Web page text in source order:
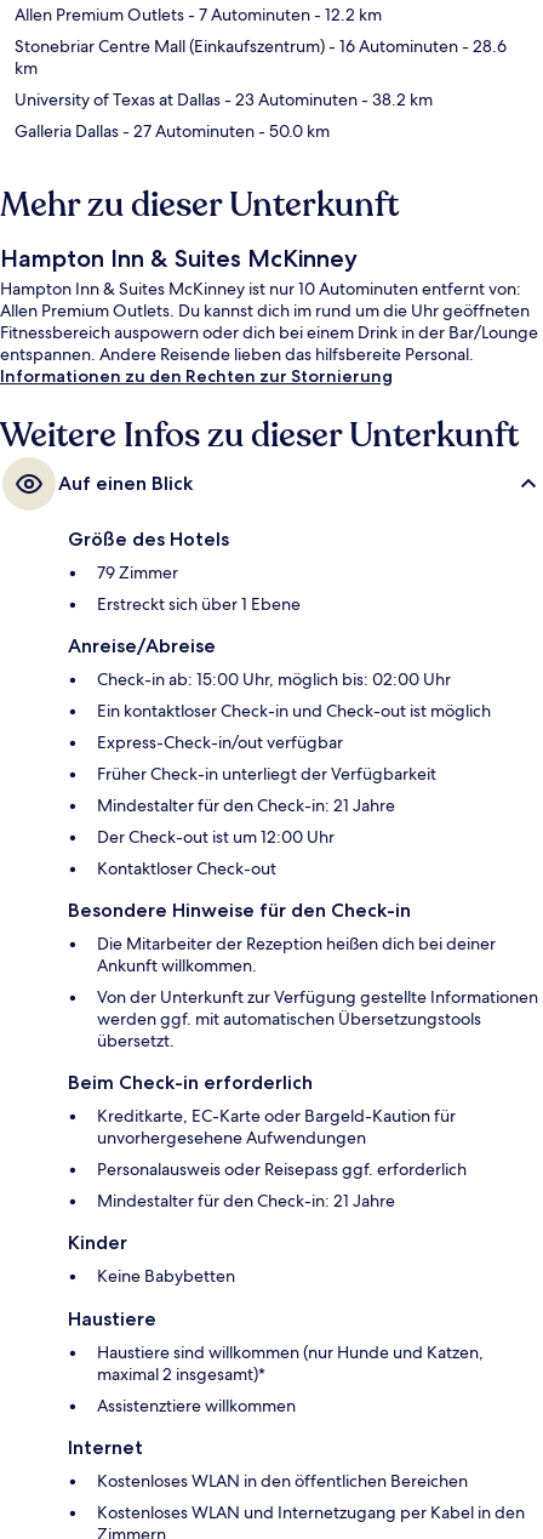
Allen Premium Outlets- 7 Autominuten- 12.2 km
Stonebriar Centre Mall (Einkaufszentrum)- 16 Autominuten- 28.6
km
University of Texas at Dallas- 23 Autominuten- 38.2 km
Galleria Dallas- 27 Autominuten- 50.0 km
Mehr zu dieser Unterkunft
Hampton Inn & Suites McKinney
Hampton Inn & Suites McKinney ist nur 10 Autominuten entfernt von:
Allen Premium Outlets. Du kannst dich im rund um die Uhr geöffneten
Fitnessbereich auspowern oder dich bei einem Drink in der Bar/Lounge
entspannen. Andere Reisende lieben das hilfsbereite Personal.
Informationen zu den Rechten zur Stornierung
Weitere Infos zu dieser Unterkunft
Auf einen Blick
Größe des Hotels
79 Zimmer
Erstreckt sich über 1 Ebene
Anreise/Abreise
Check-in ab: 15:00 Uhr, möglich bis: 02:00 Uhr
Ein kontaktloser Check-in und Check-out ist möglich
Express-Check-in/out verfügbar
Früher Check-in unterliegt der Verfügbarkeit
Mindestalter für den Check-in: 21 Jahre
Der Check-out ist um 12:00 Uhr
Kontaktloser Check-out
Besondere Hinweise für den Check-in
Die Mitarbeiter der Rezeption heißen dich bei deiner
Ankunft willkommen.
Von der Unterkunft zur Verfügung gestellte Informationen
werden ggf. mit automatischen Übersetzungstools
übersetzt.
Beim Check-in erforderlich
Kreditkarte, EC-Karte oder Bargeld-Kaution für
unvorhergesehene Aufwendungen
Personalausweis oder Reisepass ggf. erforderlich
Mindestalter für den Check-in: 21 Jahre
Kinder
Keine Babybetten
Haustiere
Haustiere sind willkommen (nur Hunde und Katzen,
maximal 2 insgesamt)*
Assistenztiere willkommen
Internet
Kostenloses WLAN in den öffentlichen Bereichen
Kostenloses WLAN und Internetzugang per Kabel in den
Zimmern